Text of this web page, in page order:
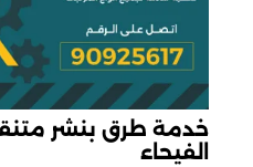
خدمة طرق بنشر
الفيحاء